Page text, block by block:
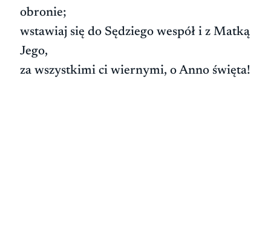
obronie;
wstawiaj się do Sędziego wespół i z Matką
Jego,
za wszystkimi ci wiernymi, o Anno święta!